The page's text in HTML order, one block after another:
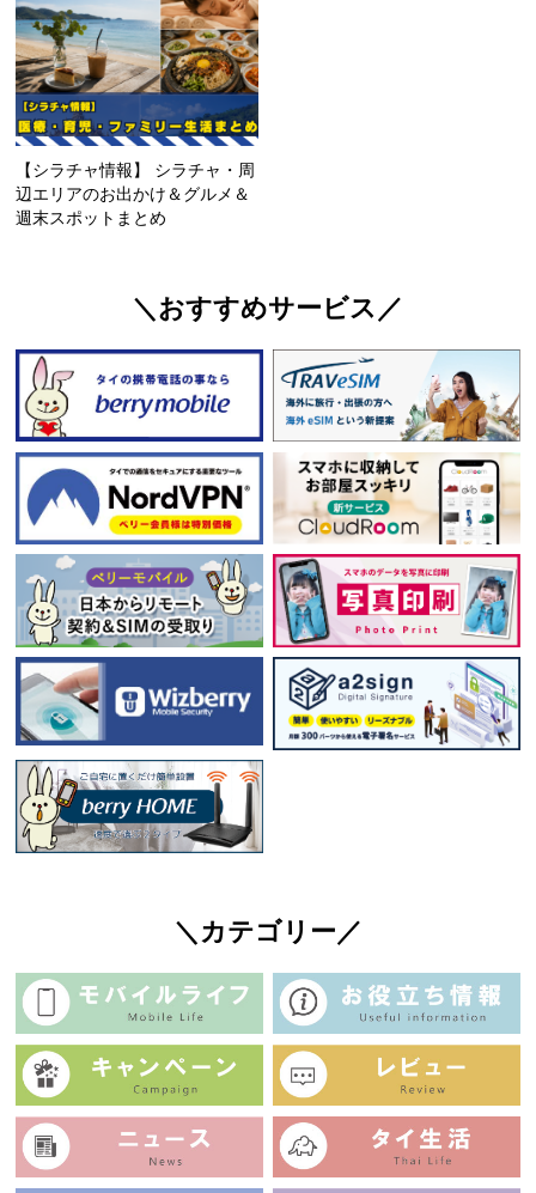
【シラチャ情報】 シラチャ・周
辺エリアのお出かけ＆グルメ＆
週末スポットまとめ
＼おすすめサービス／
＼カテゴリー／